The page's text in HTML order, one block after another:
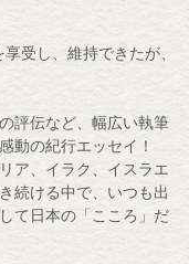
受し、維持できたが、
評伝など、幅広い執筆
動の紀行エッセイ！
ア、イラク、イスラエ
続ける中で、いつも出
て日本の「こころ」だ